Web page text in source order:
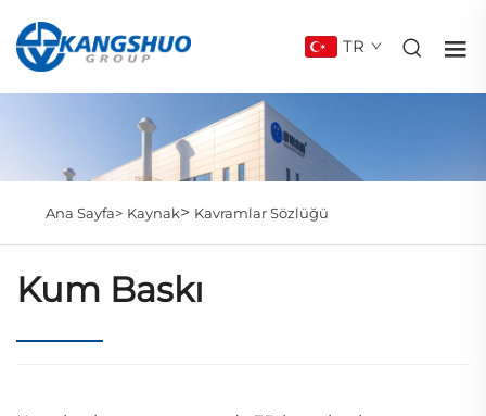
TR
Ana Sayfa> Kaynak> Kavramlar Sözlüğü
Kum Baskı